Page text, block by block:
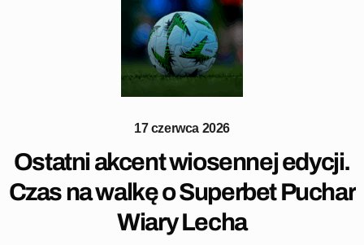
17 czerwca 2026
Ostatni akcent wiosennej edycji.
Czas na walkę o Superbet Puchar
Wiary Lecha